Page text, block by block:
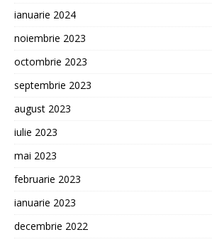
ianuarie 2024
noiembrie 2023
octombrie 2023
septembrie 2023
august 2023
iulie 2023
mai 2023
februarie 2023
ianuarie 2023
decembrie 2022